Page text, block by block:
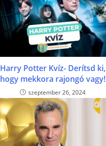
Harry Potter Kvíz- Derítsd ki,
hogy mekkora rajongó vagy!
szeptember 26, 2024